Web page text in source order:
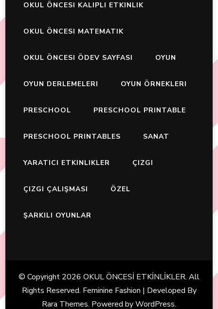
OKUL ÖNCESI KALIPLI ETKINLIK
OKUL ÖNCESI MATEMATIK
OKUL ÖNCESI ÖDEV SAYFASI OYUN
OYUN DERLEMELERI OYUN ÖRNEKLERI
PRESCHOOL PRESCHOOL PRINTABLE
PRESCHOOL PRINTABLES SANAT
YARATICI ETKINLIKLER ÇIZGI
ÇIZGI ÇALIŞMASI ÖZEL
ŞARKILI OYUNLAR
© Copyright 2026 OKUL ÖNCESİ ETKİNLİKLER. All
Rights Reserved. Feminine Fashion | Developed By
Rara Themes. Powered byWordPress.